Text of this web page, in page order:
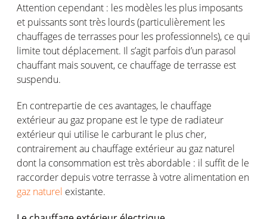
Attention cependant : les modèles les plus imposants
et puissants sont très lourds (particulièrement les
chauffages de terrasses pour les professionnels), ce qui
limite tout déplacement. Il s’agit parfois d’un parasol
chauffant mais souvent, ce chauffage de terrasse est
suspendu.
En contrepartie de ces avantages, le chauffage
extérieur au gaz propane est le type de radiateur
extérieur qui utilise le carburant le plus cher,
contrairement au chauffage extérieur au gaz naturel
dont la consommation est très abordable : il suffit de le
raccorder depuis votre terrasse à votre alimentation en
gaz naturel existante.